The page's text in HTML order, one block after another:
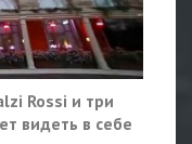
Rossi и три
видеть в себе